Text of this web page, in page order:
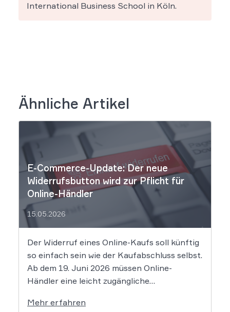
International Business School in Köln.
Ähnliche Artikel
E-Commerce-Update: Der neue
Widerrufsbutton wird zur Pflicht für
Online-Händler
15.05.2026
Der Widerruf eines Online-Kaufs soll künftig
so einfach sein wie der Kaufabschluss selbst.
Ab dem 19. Juni 2026 müssen Online-
Händler eine leicht zugängliche
sogenannten Widerrufsbutton. Wir erklären,
Mehr erfahren